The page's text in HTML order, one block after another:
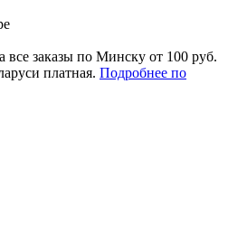
все заказы по Минску от 100 руб.
платная. Подробнее по